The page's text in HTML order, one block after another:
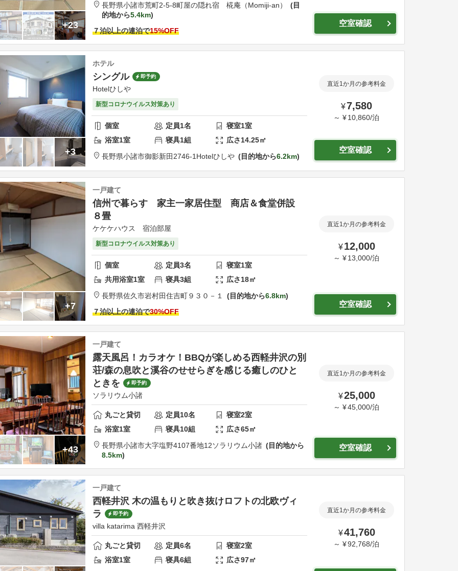
+23
長野県小諸市荒町2-5-8町屋の隠れ宿 椛庵（Momiji-an）
目
的地から5.4km
７泊以上の連泊で15%OFF
空室確認
+3
ホテル
シングル 即予約
Hotelひしや
新型コロナウイルス対策あり
個室 定員1名 寝室1室
浴室1室 寝具1組 広さ14.25㎡
長野県小諸市御影新田2746-1 Hotelひしや 目的地から6.2km
直近1か月の参考料金
¥7,580
～ ¥ 10,860/泊
空室確認
+7
一戸建て
信州で暮らす 家主一家居住型 商店＆食堂併設
８畳
ケケケハウス 宿泊部屋
新型コロナウイルス対策あり
個室 定員3名 寝室1室
共用浴室1室 寝具3組 広さ18㎡
長野県佐久市岩村田住吉町９３０－１ 目的地から6.8km
７泊以上の連泊で30%OFF
直近1か月の参考料金
¥ 12,000
～ ¥ 13,000/泊
空室確認
+43
一戸建て
露天風呂！カラオケ！BBQが楽しめる西軽井沢の別
荘/森の息吹と溪谷のせせらぎを感じる癒しのひと
ときを
即予約
ソラリウム小諸
丸ごと貸切 定員10名 寝室2室
浴室1室 寝具10組 広さ65㎡
長野県小諸市大字塩野4107番地12ソラリウム小諸
目的地から
8.5km
直近1か月の参考料金
¥25,000
～ ¥45,000/泊
空室確認
一戸建て
西軽井沢 木の温もりと吹き抜けロフトの北欧ヴィ
ラ
即予約
villa katarima 西軽井沢
丸ごと貸切 定員6名 寝室2室
浴室1室 寝具6組 広さ97㎡
直近1か月の参考料金
¥41,760
～ ¥92,768/泊